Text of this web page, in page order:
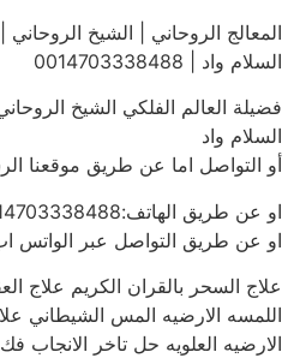
المعالج الروحاني | الشيخ الروحاني
السلام واد | 0014703338488
فضيلة العالم الفلكي الشيخ
السلام واد
أو التواصل اما عن طريق موقعنا
او عن طريق الهاتف:0014703338488
او عن طريق التواصل عبر الواتس
علاج السحر بالقران الكريم علاج
اللمسه الارضيه المس الشيطاني
الارضيه العلويه حل تاخر الانجاب